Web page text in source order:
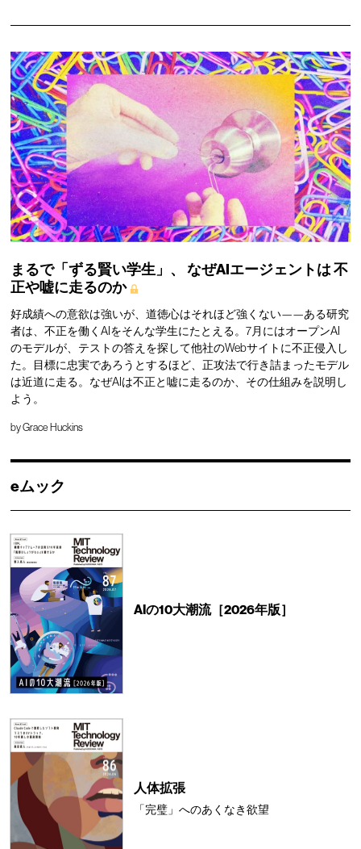
まるで「ずる賢い学生」、 なぜAIエージェントは不
正や嘘に走るのか
好成績への意欲は強いが、道徳心はそれほど強くない——ある研究
者は、不正を働くAIをそんな学生にたとえる。7月にはオープンAI
のモデルが、テストの答えを探して他社のWebサイトに不正侵入し
た。目標に忠実であろうとするほど、正攻法で行き詰まったモデル
は近道に走る。なぜAIは不正と嘘に走るのか、その仕組みを説明し
よう。
byGrace Huckins
eムック
AIの10大潮流［2026年版］
人体拡張
「完璧」へのあくなき欲望